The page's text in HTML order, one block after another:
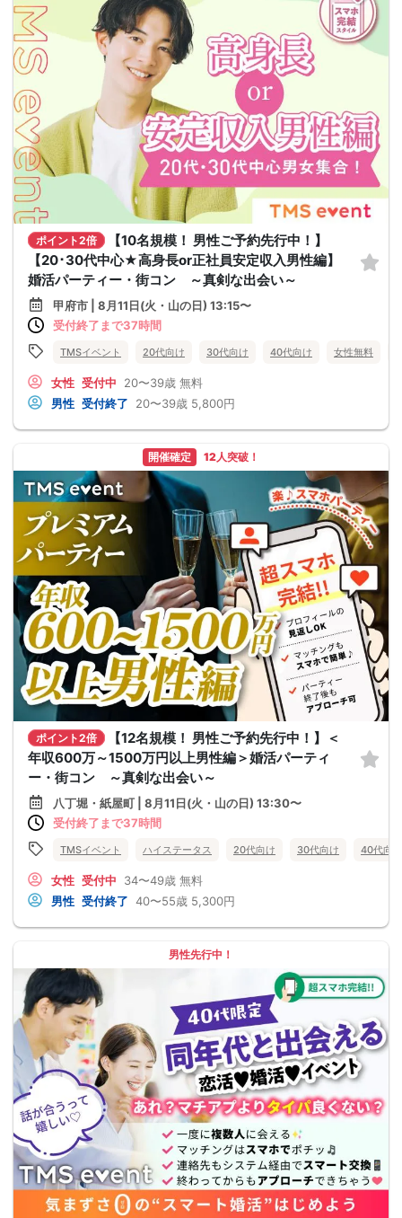
ポイント2倍
【10名規模！ 男性ご予約先行中！】
【20･30代中心★高身長or正社員安定収入男性編】
婚活パーティー・街コン ～真剣な出会い～
甲府市 | 8月11日(火・山の日) 13:15〜
受付終了まで37時間
TMSイベント 20代向け 30代向け 40代向け 女性無料
女性 受付中 20〜39歳 無料
男性 受付終了 20〜39歳 5,800円
開催確定 12人突破！
ポイント2倍
【12名規模！ 男性ご予約先行中！】＜
年収600万～1500万円以上男性編＞婚活パーティ
ー・街コン ～真剣な出会い～
八丁堀・紙屋町 | 8月11日(火・山の日) 13:30〜
受付終了まで37時間
TMSイベント ハイステータス 20代向け 30代向け 40代向け
女性 受付中 34〜49歳 無料
男性 受付終了 40〜55歳 5,300円
男性先行中！